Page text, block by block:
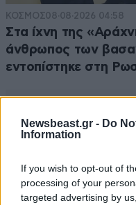
Newsbeast.gr - Do
Information
If you wish to opt-out of
processing of your
targeted advertising by
ΚΟΣΜΟΣ08·08·2026 04:58
Στα ίχνη της
άνθρωπος των
εντοπίστηκε στη